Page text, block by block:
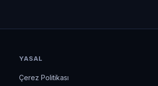
YASAL
Çerez Politikası